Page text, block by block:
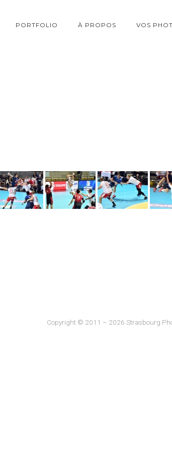
PORTFOLIO À PROPOS VOS
Copyright © 2011 – 2026 Strasbourg